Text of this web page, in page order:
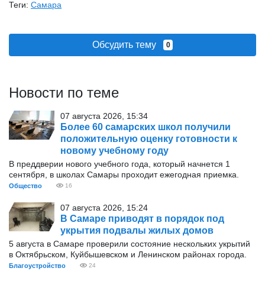
Теги: Самара
Обсудить тему 0
Новости по теме
07 августа 2026, 15:34
Более 60 самарских школ получили
положительную оценку готовности к
новому учебному году
В преддверии нового учебного года, который начнется 1
сентября, в школах Самары проходит ежегодная приемка.
Общество 16
07 августа 2026, 15:24
В Самаре приводят в порядок под
укрытия подвалы жилых домов
5 августа в Самаре проверили состояние нескольких укрытий
в Октябрьском, Куйбышевском и Ленинском районах города.
Благоустройство 24